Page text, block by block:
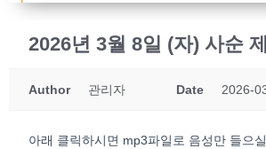
2026년 3월 8일 (자) 사순
Author 관리자 Date 2026-
아래 클릭하시면 mp3파일로 음성만 들으